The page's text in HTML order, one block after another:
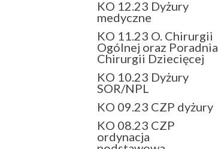
KO 12.23 Dyżury
medyczne
KO 11.23 O. Chirurgii
Ogólnej oraz Poradnia
Chirurgii Dziecięcej
KO 10.23 Dyżury
SOR/NPL
KO 09.23 CZP dyżury
KO 08.23 CZP
ordynacja